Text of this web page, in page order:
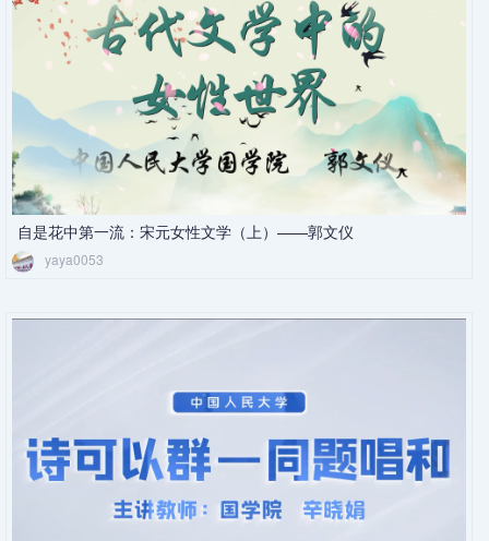
自是花中第一流：宋元女性文学（上）——郭文仪
yaya0053